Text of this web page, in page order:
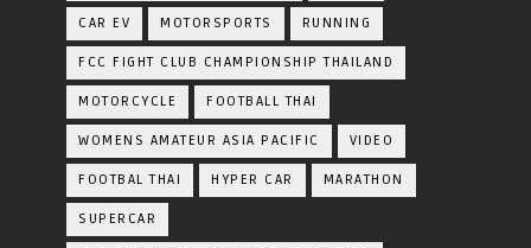
CAR EV MOTORSPORTS RUNNING
FCC FIGHT CLUB CHAMPIONSHIP THAILAND
MOTORCYCLE FOOTBALL THAI
WOMENS AMATEUR ASIA PACIFIC VIDEO
FOOTBAL THAI HYPER CAR MARATHON
SUPERCAR